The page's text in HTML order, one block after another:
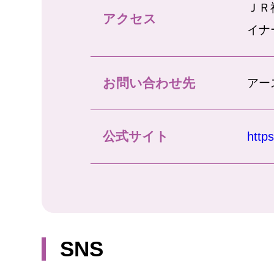
アクセス
Ｊ
イナ
お問い合わせ先 アー
公式サイト
SNS